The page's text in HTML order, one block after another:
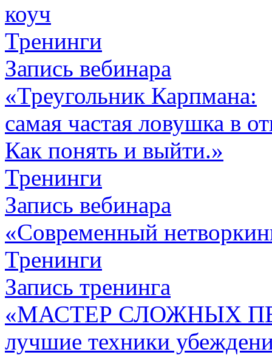
коуч
Тренинги
Запись вебинара
«Треугольник Карпмана:
самая частая ловушка в
Как понять и выйти.»
Тренинги
Запись вебинара
«Современный
Тренинги
Запись тренинга
«МАСТЕР СЛОЖНЫХ
лучшие техники